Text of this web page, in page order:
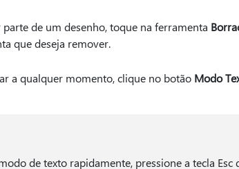
de um desenho, toque na ferramenta
que deseja remover.
a qualquer momento, clique no botão Modo
de texto rapidamente, pressione a tecla Esc